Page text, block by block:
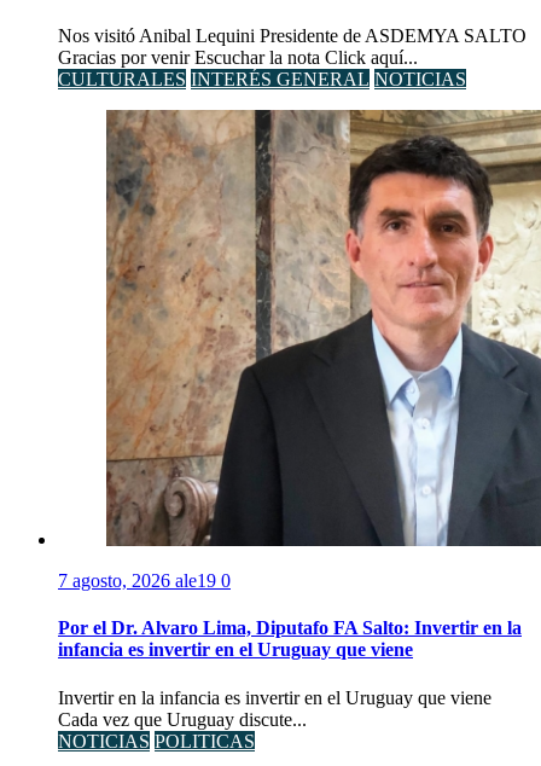
Nos visitó Anibal Lequini Presidente de ASDEMYA SALTO
Gracias por venir Escuchar la nota Click aquí...
CULTURALES INTERÉS GENERAL NOTICIAS
7 agosto, 2026 ale19 0
Por el Dr. Alvaro Lima, Diputafo FA Salto: Invertir en la
infancia es invertir en el Uruguay que viene
Invertir en la infancia es invertir en el Uruguay que viene
Cada vez que Uruguay discute...
NOTICIAS POLITICAS